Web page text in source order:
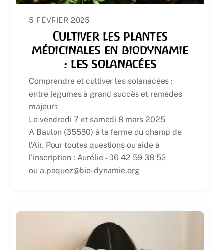
5 FÉVRIER 2025
Cultiver les plantes
médicinales en biodynamie
: les solanacées
Comprendre et cultiver les solanacées :
entre légumes à grand succès et remèdes
majeurs
Le vendredi 7 et samedi 8 mars 2025
A Baulon (35580) à la ferme du champ de
l’Air. Pour toutes questions ou aide à
l’inscription : Aurélie – 06 42 59 38 53
ou a.paquez@bio-dynamie.org